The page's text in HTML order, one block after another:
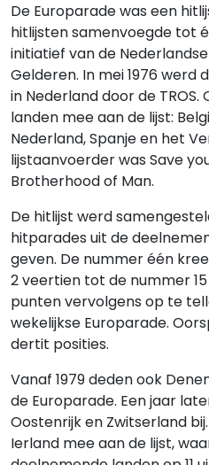
De Europarade was een
hitlijsten samenvoegde tot
initiatief van de
Gelderen. In mei 1976 werd
in Nederland door de
landen mee aan de lijst:
Nederland, Spanje en het
lijstaanvoerder was Save
Brotherhood of Man.
De hitlijst werd
hitparades uit de
geven. De nummer één
2 veertien tot de nummer
punten vervolgens op te
wekelijkse Europarade.
dertit posities.
Vanaf 1979 deden ook
de Europarade. Een jaar
Oostenrijk en Zwitserland
Ierland mee aan de lijst,